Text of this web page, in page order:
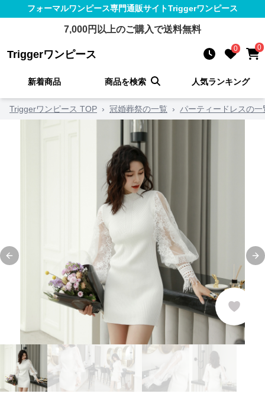
フォーマルワンピース専門通販サイトTriggerワンピース
7,000円以上のご購入で送料無料
Triggerワンピース 0 0
新着商品 商品を検索 人気ランキング
Triggerワンピース TOP › 冠婚葬祭の一覧 › パーティードレスの一
Previous slide